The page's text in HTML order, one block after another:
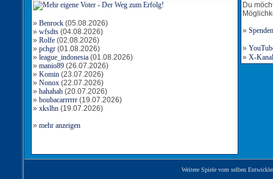
» Benrock (05.08.2026)
» wfsdts (04.08.2026)
» Rolfe (02.08.2026)
» pchgr (01.08.2026)
» league_indonesia (01.08.2026)
» manio89 (26.07.2026)
» Komin (23.07.2026)
» Nonox (22.07.2026)
» hahahah (20.07.2026)
» boubacarrrrrr (19.07.2026)
» xkslhn (19.07.2026)
» mehr anzeigen
Du
» Spenden
»
» X-
Weitere Spiele vom selben